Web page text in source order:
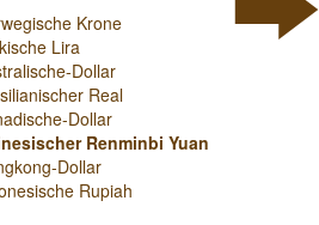
Krone
Lira
Dollar
Real
Dollar
Renminbi Yuan
Dollar
Rupiah